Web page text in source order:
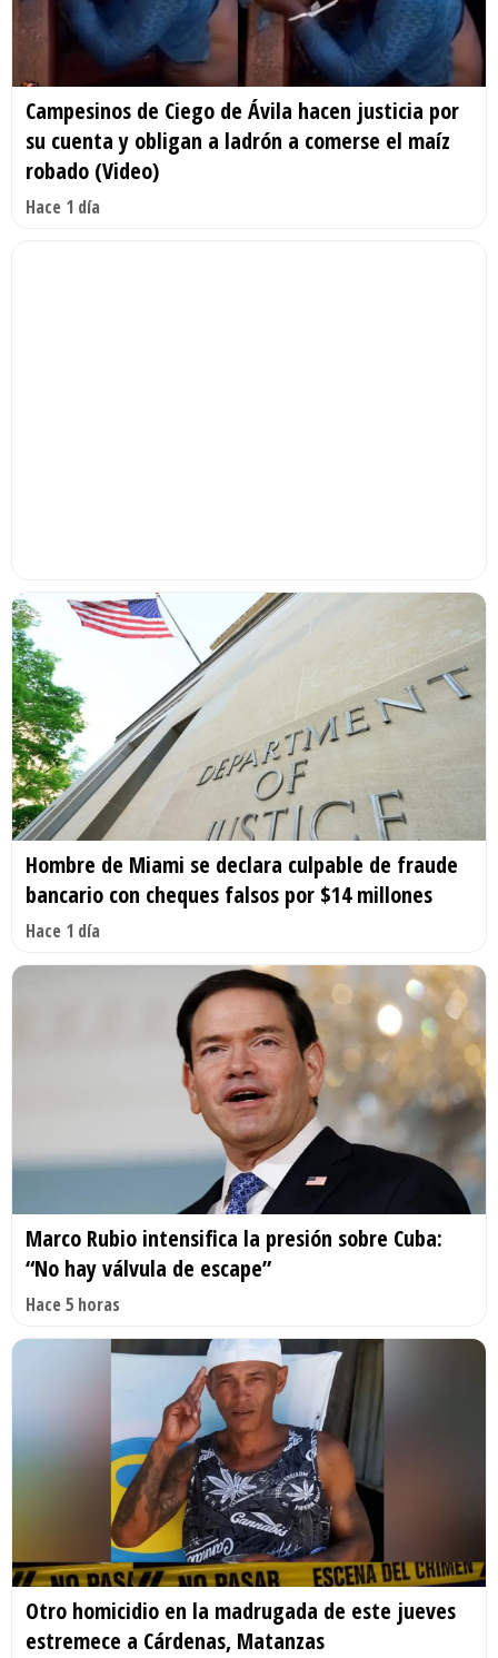
Campesinos de Ciego de Ávila hacen justicia por
su cuenta y obligan a ladrón a comerse el maíz
robado (Video)
Hace 1 día
Hombre de Miami se declara culpable de fraude
bancario con cheques falsos por $14 millones
Hace 1 día
Marco Rubio intensifica la presión sobre Cuba:
“No hay válvula de escape”
Hace 5 horas
Otro homicidio en la madrugada de este jueves
estremece a Cárdenas, Matanzas